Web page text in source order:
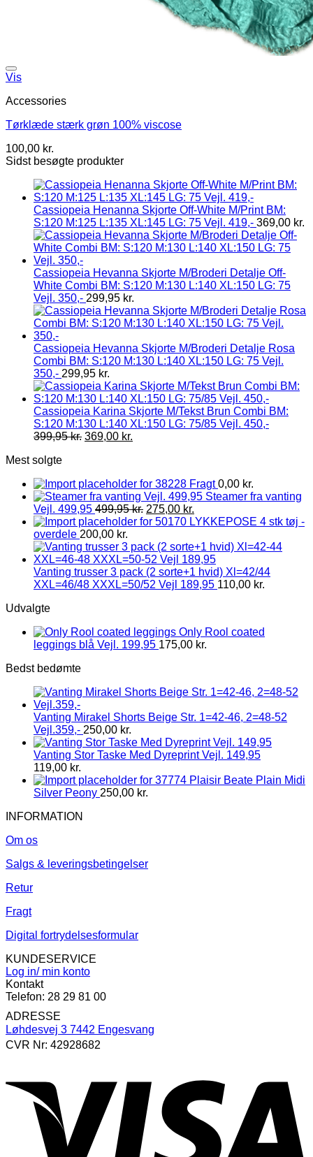
Vis
Accessories
Tørklæde stærk grøn 100% viscose
100,00 kr.
Sidst besøgte produkter
Cassiopeia Henanna Skjorte Off-White M/Print BM:
S:120 M:125 L:135 XL:145 LG: 75 Vejl. 419,- 369,00 kr.
Cassiopeia Hevanna Skjorte M/Broderi Detalje Off-
White Combi BM: S:120 M:130 L:140 XL:150 LG: 75
Vejl. 350,- 299,95 kr.
Cassiopeia Hevanna Skjorte M/Broderi Detalje Rosa
Combi BM: S:120 M:130 L:140 XL:150 LG: 75 Vejl.
350,- 299,95 kr.
Cassiopeia Karina Skjorte M/Tekst Brun Combi BM:
S:120 M:130 L:140 XL:150 LG: 75/85 Vejl. 450,-
399,95kr. 369,00 kr.
Mest solgte
Fragt 0,00 kr.
Steamer fra vanting
Vejl. 499,95 499,95kr. 275,00 kr.
LYKKEPOSE 4 stk tøj -
overdele 200,00 kr.
Vanting trusser 3 pack (2 sorte+1 hvid) Xl=42/44
XXL=46/48 XXXL=50/52 Vejl 189,95 110,00 kr.
Udvalgte
Only Rool coated
leggings blå Vejl. 199,95 175,00 kr.
Bedst bedømte
Vanting Mirakel Shorts Beige Str. 1=42-46, 2=48-52
Vejl.359,- 250,00 kr.
Vanting Stor Taske Med Dyreprint Vejl. 149,95
119,00 kr.
Plaisir Beate Plain Midi
Silver Peony 250,00 kr.
INFORMATION
Om os
Salgs & leveringsbetingelser
Retur
Fragt
Digital fortrydelsesformular
KUNDESERVICE
Log in/ min konto
Kontakt
Telefon: 28 29 81 00
ADRESSE
Løhdesvej 3 7442 Engesvang
CVR Nr: 42928682